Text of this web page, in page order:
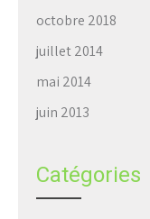
octobre 2018
juillet 2014
mai 2014
juin 2013
Catégories